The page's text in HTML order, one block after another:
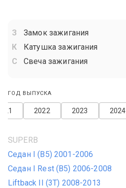
Замок зажигания
Катушка зажигания
Свеча зажигания
ГОД ВЫПУСКА
2024
2023
2022
SUPERB
Седан I (B5) 2001-2006
Седан I Rest (B5) 2006-2008
Liftback II (3T) 2008-2013